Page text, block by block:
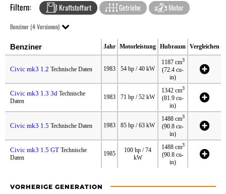
Filtern: Kraftstoffart Getriebe Motor
Benziner (4 Versionen)
Benziner Jahr Motorleistung Hubraum Vergleichen
Civic mk3 1.2 Technische Daten 1983 54 hp / 40 kW
1187 cm3
(72.4 cu-
in)
Civic mk3 1.3 3d Technische
Daten
1983 71 hp / 52 kW
1342 cm3
(81.9 cu-
in)
Civic mk3 1.5 Technische Daten 1983 85 hp / 63 kW
1488 cm3
(90.8 cu-
in)
Civic mk3 1.5 GT Technische
Daten
1985
100 hp / 74
kW
1488 cm3
(90.8 cu-
in)
VORHERIGE GENERATION